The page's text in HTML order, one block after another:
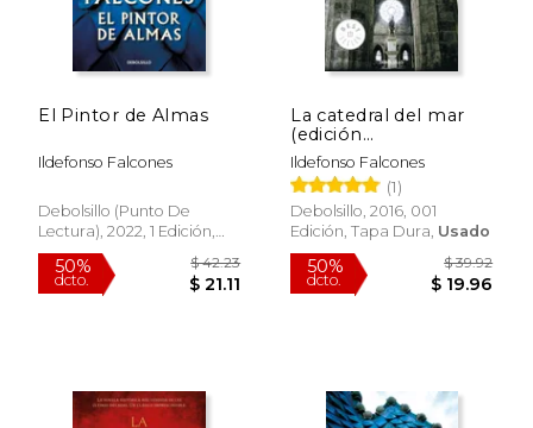
El Pintor de Almas
Ildefonso Falcones
Debolsillo (Punto De
Lectura), 2022, 1 Edición,
Tapa Blanda, Nuevo
La catedral del mar
(edición
conmemorativa 10º
aniversario)
Ildefonso Falcones
(1)
Debolsillo, 2016, 001
Edición, Tapa Dura, Usado